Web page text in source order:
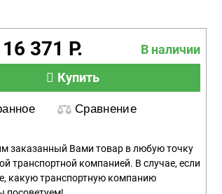
371 Р.
В наличии
Купить
Сравнение
заказанный Вами товар в любую точку
транспортной компанией. В случае, если
какую транспортную компанию